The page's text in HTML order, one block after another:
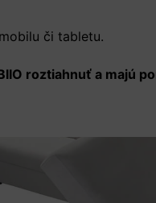
či tabletu.
roztiahnuť a majú